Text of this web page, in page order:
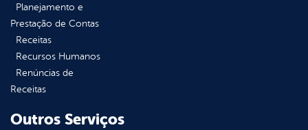
Planejamento e
Prestação de Contas
Receitas
Recursos Humanos
Renúncias de
Receitas
Outros Serviços